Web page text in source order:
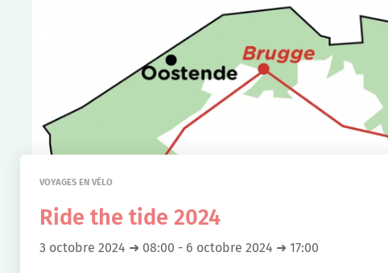
VOYAGES EN VÉLO
Ride the tide 2024
3 octobre 2024 ➜ 08:00 - 6 octobre 2024 ➜ 17:00